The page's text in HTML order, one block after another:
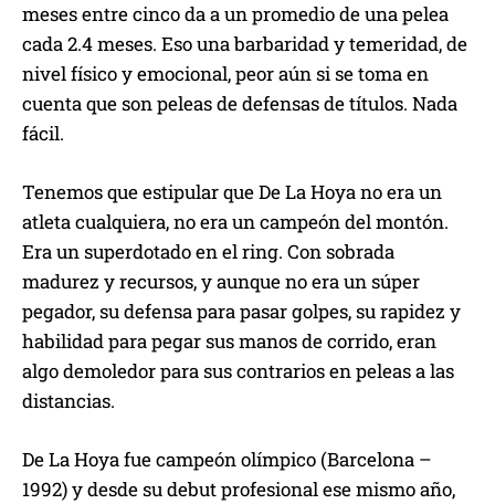
meses entre cinco da a un promedio de una pelea
cada 2.4 meses. Eso una barbaridad y temeridad, de
nivel físico y emocional, peor aún si se toma en
cuenta que son peleas de defensas de títulos. Nada
fácil.
Tenemos que estipular que De La Hoya no era un
atleta cualquiera, no era un campeón del montón.
Era un superdotado en el ring. Con sobrada
madurez y recursos, y aunque no era un súper
pegador, su defensa para pasar golpes, su rapidez y
habilidad para pegar sus manos de corrido, eran
algo demoledor para sus contrarios en peleas a las
distancias.
De La Hoya fue campeón olímpico (Barcelona –
1992) y desde su debut profesional ese mismo año,